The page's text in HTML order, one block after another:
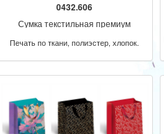
0432.606
Сумка текстильная премиум
Печать по ткани, полиэстер, хлопок.